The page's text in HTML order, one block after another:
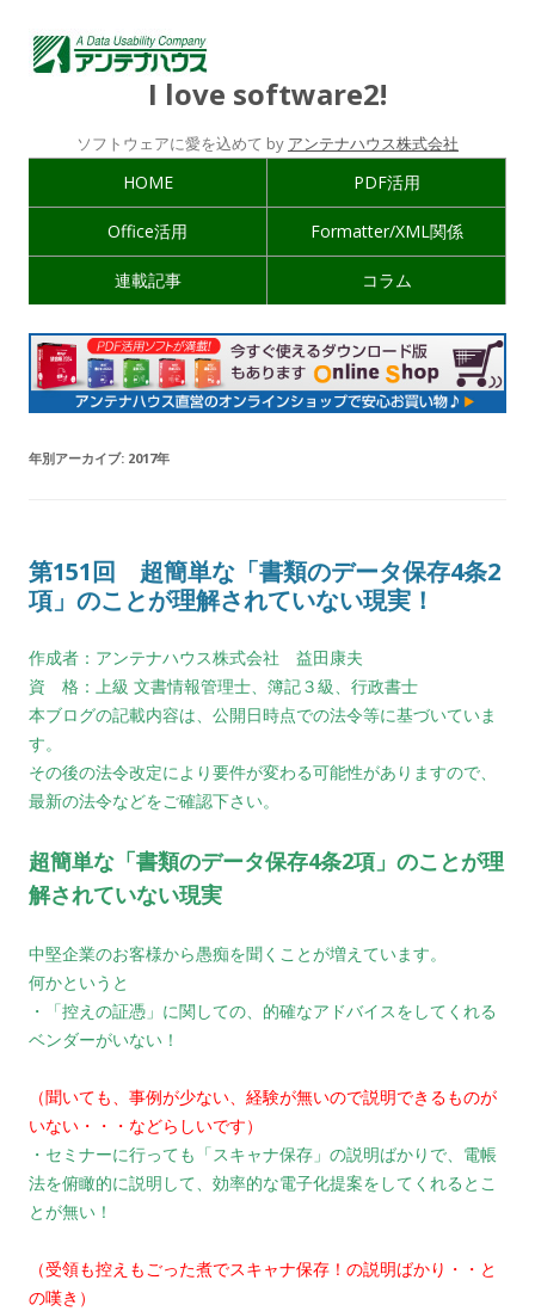
I love software2!
ソフトウェアに愛を込めて by アンテナハウス株式会社
HOME PDF活用
Office活用 Formatter/XML関係
連載記事 コラム
年別アーカイブ: 2017年
第151回 超簡単な「書類のデータ保存4条2
項」のことが理解されていない現実！
作成者：アンテナハウス株式会社 益田康夫
資 格：上級 文書情報管理士、簿記３級、行政書士
本ブログの記載内容は、公開日時点での法令等に基づいていま
す。
その後の法令改定により要件が変わる可能性がありますので、
最新の法令などをご確認下さい。
超簡単な「書類のデータ保存4条2項」のことが理
解されていない現実
中堅企業のお客様から愚痴を聞くことが増えています。
何かというと
・「控えの証憑」に関しての、的確なアドバイスをしてくれる
ベンダーがいない！
（聞いても、事例が少ない、経験が無いので説明できるものが
いない・・・などらしいです）
・セミナーに行っても「スキャナ保存」の説明ばかりで、電帳
法を俯瞰的に説明して、効率的な電子化提案をしてくれるとこ
とが無い！
（受領も控えもごった煮でスキャナ保存！の説明ばかり・・と
の嘆き）